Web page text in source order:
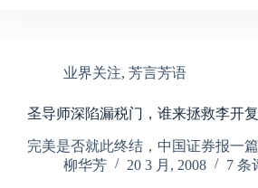
业界关注, 芳言芳语
圣导师深陷漏税门，谁来拯救李开
完美是否就此终结，中国证券报一
柳华芳
20 3 月, 2008 7 条